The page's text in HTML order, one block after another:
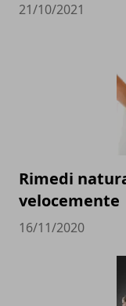
21/10/2021
Rimedi
velocemente
16/11/2020